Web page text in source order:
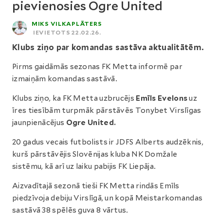
pievienosies Ogre United
MIKS VILKAPLĀTERS
IEVIETOTS 22.02.26.
Klubs ziņo par komandas sastāva aktualitātēm.
Pirms gaidāmās sezonas FK Metta informē par
izmaiņām komandas sastāvā.
Klubs ziņo, ka FK Metta uzbrucējs Emīls Evelonsuz
īres tiesībām turpmāk pārstāvēs Tonybet Virslīgas
jaunpienācējus Ogre United.
20 gadus vecais futbolists ir JDFS Alberts audzēknis,
kurš pārstāvējis Slovēnijas kluba NK Domžale
sistēmu, kā arī uz laiku pabijis FK Liepāja.
Aizvadītajā sezonā tieši FK Metta rindās Emīls
piedzīvoja debiju Virslīgā, un kopā Meistarkomandas
sastāvā 38 spēlēs guva 8 vārtus.